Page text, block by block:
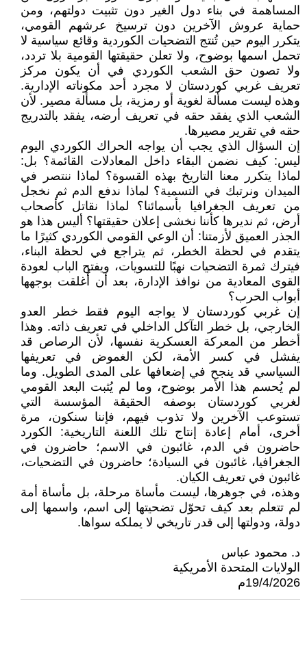
المساهمة في بناء دول الغير دون تثبيت دولتهم، ومن
حماية عروش الآخرين دون ترسيخ عرشهم القومي،
يتكرر اليوم حين تُنتج التضحيات الكوردية وقائع سياسية لا
تحمل اسمها بوضوح، ولا تعلن حقيقتها القومية بلا تردد،
ولا تصون حق الشعب الكوردي في أن يكون مركز
تعريف غربي كوردستان لا مجرد أحد مكوناته الإدارية.
وهذه ليست مسألة لغوية أو رمزية، بل مسألة مصير. لأن
الشعب الذي يفقد حقه في تعريف أرضه، يفقد بالتدريج
حقه في تقرير مصيرها.
إن السؤال الذي يجب أن يواجه الحراك الكوردي اليوم
ليس: كيف نضمن البقاء داخل المعادلات القائمة؟ بل:
لماذا يتكرر معنا التاريخ بهذه القسوة؟ لماذا ننتصر في
الميدان ونرتبك في التسمية؟ لماذا ندفع الدم ثم نخجل
من تعريف الجغرافيا بأسمائنا؟ لماذا نقاتل كأصحاب
أرض، ثم نديرها كأننا نخشى إعلان حقيقتها؟ أليس هذا هو
الجذر العميق لأزمتنا: أن الوعي القومي الكوردي كثيرًا ما
يتقدم في لحظة الخطر، ثم يتراجع في لحظة البناء،
فيترك ثمرة التضحيات نهبًا للتسويات، ويفتح الباب لعودة
القوى المعادية من نوافذ الإدارة، بعد أن أُغلقت بوجهها
أبواب الحرب؟
إن غربي كوردستان لا يواجه اليوم فقط خطر العدو
الخارجي، بل خطر التآكل الداخلي في تعريف ذاته. وهذا
أخطر من المعركة العسكرية نفسها، لأن الرصاص قد
يفشل في كسر الأمة، لكن الغموض في تعريفها
السياسي قد ينجح في إضعافها على المدى الطويل. وما
لم يُحسم هذا الأمر بوضوح، وما لم يُثبت البعد القومي
لغربي كوردستان بوصفه الحقيقة المؤسسة التي
تستوعب الآخرين ولا تذوب فيهم، فإننا سنكون، مرة
أخرى، أمام إعادة إنتاج تلك اللعنة التاريخية: الكورد
حاضرون في الدم، غائبون في الاسم؛ حاضرون في
الجغرافيا، غائبون في السيادة؛ حاضرون في التضحيات،
غائبون في تعريف الكيان.
وهذه، في جوهرها، ليست مأساة مرحلة، بل مأساة أمة
لم تتعلم بعد كيف تحوّل تضحيتها إلى اسم، واسمها إلى
دولة، ودولتها إلى قدر تاريخي لا يملكه سواها.
د. محمود عباس
الولايات المتحدة الأمريكية
19/4/2026م